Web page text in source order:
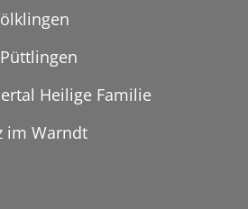
Heilige Familie
im Warndt